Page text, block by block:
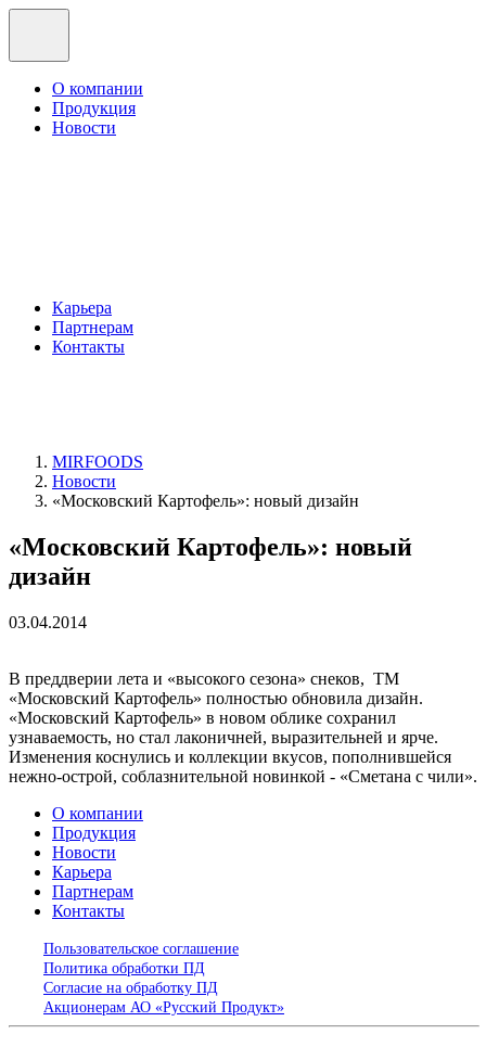
О компании
Продукция
Новости
Карьера
Партнерам
Контакты
MIRFOODS
Новости
«Московский Картофель»: новый дизайн
«Московский Картофель»: новый
дизайн
03.04.2014
В преддверии лета и «высокого сезона» снеков, ТМ
«Московский Картофель» полностью обновила дизайн.
«Московский Картофель» в новом облике сохранил
узнаваемость, но стал лаконичней, выразительней и ярче.
Изменения коснулись и коллекции вкусов, пополнившейся
нежно-острой, соблазнительной новинкой - «Сметана с чили».
О компании
Продукция
Новости
Карьера
Партнерам
Контакты
Пользовательское соглашение
Политика обработки ПД
Согласие на обработку ПД
Акционерам АО «Русский Продукт»